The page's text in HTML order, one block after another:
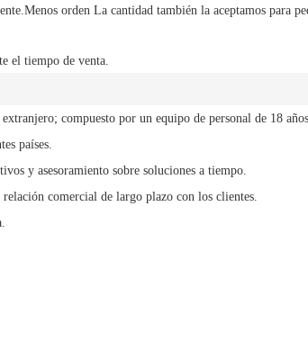
Menos orden La cantidad también la aceptamos para
el tiempo de venta.
compuesto por un equipo de personal de 18
países.
y asesoramiento sobre soluciones a tiempo.
comercial de largo plazo con los clientes.